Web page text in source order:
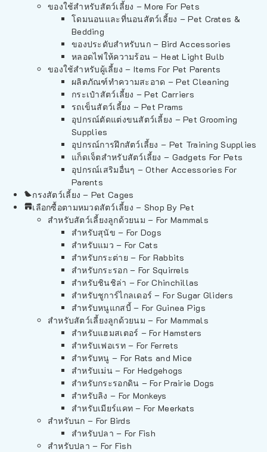
ของใช้สำหรับสัตว์เลี้ยง – More For Pets
โดมนอนและที่นอนสัตว์เลี้ยง – Pet Crates &
Bedding
ของประดับสำหรับนก – Bird Accessories
หลอดไฟให้ความร้อน – Heat Light Bulb
ของใช้สำหรับผู้เลี้ยง – Items For Pet Parents
ผลิตภัณฑ์ทำความสะอาด – Pet Cleaning
กระเป๋าสัตว์เลี้ยง – Pet Carriers
รถเข็นสัตว์เลี้ยง – Pet Prams
อุปกรณ์ตัดแต่งขนสัตว์เลี้ยง – Pet Grooming
Supplies
อุปกรณ์การฝึกสัตว์เลี้ยง – Pet Training Supplies
แก็ดเจ็ตสำหรับสัตว์เลี้ยง – Gadgets For Pets
อุปกรณ์เสริมอื่นๆ – Other Accessories For
Parents
กรงสัตว์เลี้ยง – Pet Cages
เลือกซื้อตามหมวดสัตว์เลี้ยง – Shop By Pet
สำหรับสัตว์เลี้ยงลูกด้วยนม – For Mammals
สำหรับสุนัข – For Dogs
สำหรับแมว – For Cats
สำหรับกระต่าย – For Rabbits
สำหรับกระรอก – For Squirrels
สำหรับชินชิล่า – For Chinchillas
สำหรับชูการ์ไกลเดอร์ – For Sugar Gliders
สำหรับหนูแกสบี้ – For Guinea Pigs
สำหรับสัตว์เลี้ยงลูกด้วยนม – For Mammals
สำหรับแฮมสเตอร์ – For Hamsters
สำหรับเฟอเรท – For Ferrets
สำหรับหนู – For Rats and Mice
สำหรับเม่น – For Hedgehogs
สำหรับกระรอกดิน – For Prairie Dogs
สำหรับลิง – For Monkeys
สำหรับเมียร์แคท – For Meerkats
สำหรับนก – For Birds
สำหรับปลา – For Fish
สำหรับปลา – For Fish